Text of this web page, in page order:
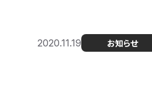
2020.11.19 お知らせ